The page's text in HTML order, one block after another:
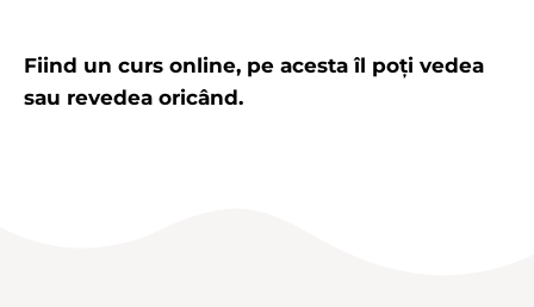
Fiind un curs online, pe acesta îl poți vedea
sau revedea oricând.